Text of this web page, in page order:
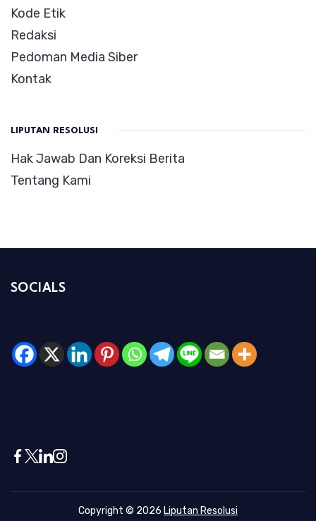
Kode Etik
Redaksi
Pedoman Media Siber
Kontak
LIPUTAN RESOLUSI
Hak Jawab Dan Koreksi Berita
Tentang Kami
SOCIALS
Copyright © 2026 Liputan Resolusi